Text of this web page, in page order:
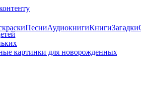
ПесниАудиокнигиКнигиЗагадки
картинки для новорожденных